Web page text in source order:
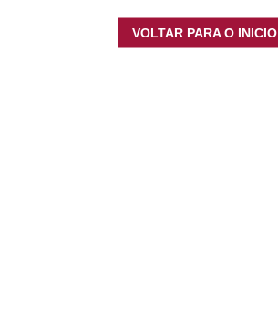
VOLTAR PARA O INICIO